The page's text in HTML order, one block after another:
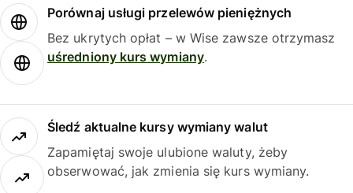
Porównaj usługi przelewów pieniężnych
Bez ukrytych opłat – w Wise zawsze otrzymasz
uśredniony kurs wymiany.
Śledź aktualne kursy wymiany walut
Zapamiętaj swoje ulubione waluty, żeby
obserwować, jak zmienia się kurs wymiany.